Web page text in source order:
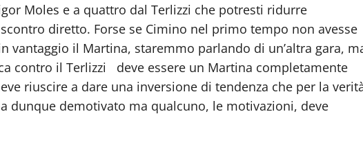
Moles e a quattro dal Terlizzi che potresti ridurre
diretto. Forse se Cimino nel primo tempo non avesse
vantaggio il Martina, staremmo parlando di un’altra gara,
contro il Terlizzi deve essere un Martina completamente
riuscire a dare una inversione di tendenza che per la
dunque demotivato ma qualcuno, le motivazioni, deve